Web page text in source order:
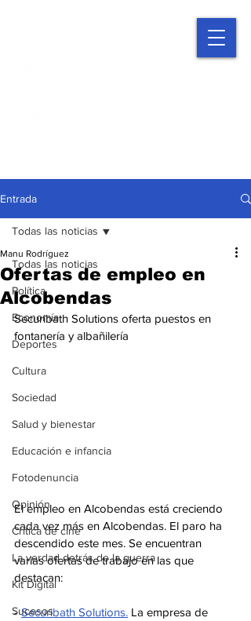
Entrada
Todas las noticias
Política
Economía
Deportes
Cultura
Sociedad
Salud y bienestar
Educación e infancia
Fotodenuncia
Opinión
Crítica de cine
La verdad detrás de la guerra
Kit Digital
Sucesos
Todas las noticias
Ofertas de empleo en
Alcobendas
Manu Rodríguez
Securibath Solutions oferta puestos en
fontanería y albañilería
El empleo en Alcobendas está creciendo
cada vez más en Alcobendas. El paro ha
descendido este mes. Se encuentran
varias ofertas de trabajo en las que
destacan:
- Securibath Solutions. La empresa de